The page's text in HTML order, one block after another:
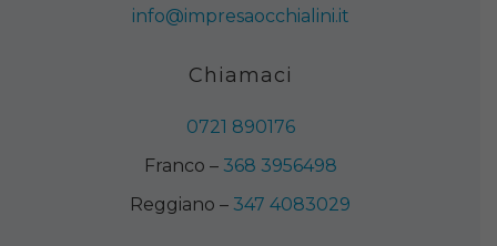
info@impresaocchialini.it
Chiamaci
0721 890176
Franco – 368 3956498
Reggiano – 347 4083029